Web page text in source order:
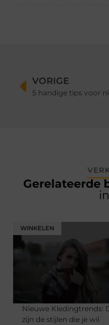
VORIGE
Gerelateerde
WINKELEN
Nieuwe Kledingtrends:
zijn de stijlen die je wil